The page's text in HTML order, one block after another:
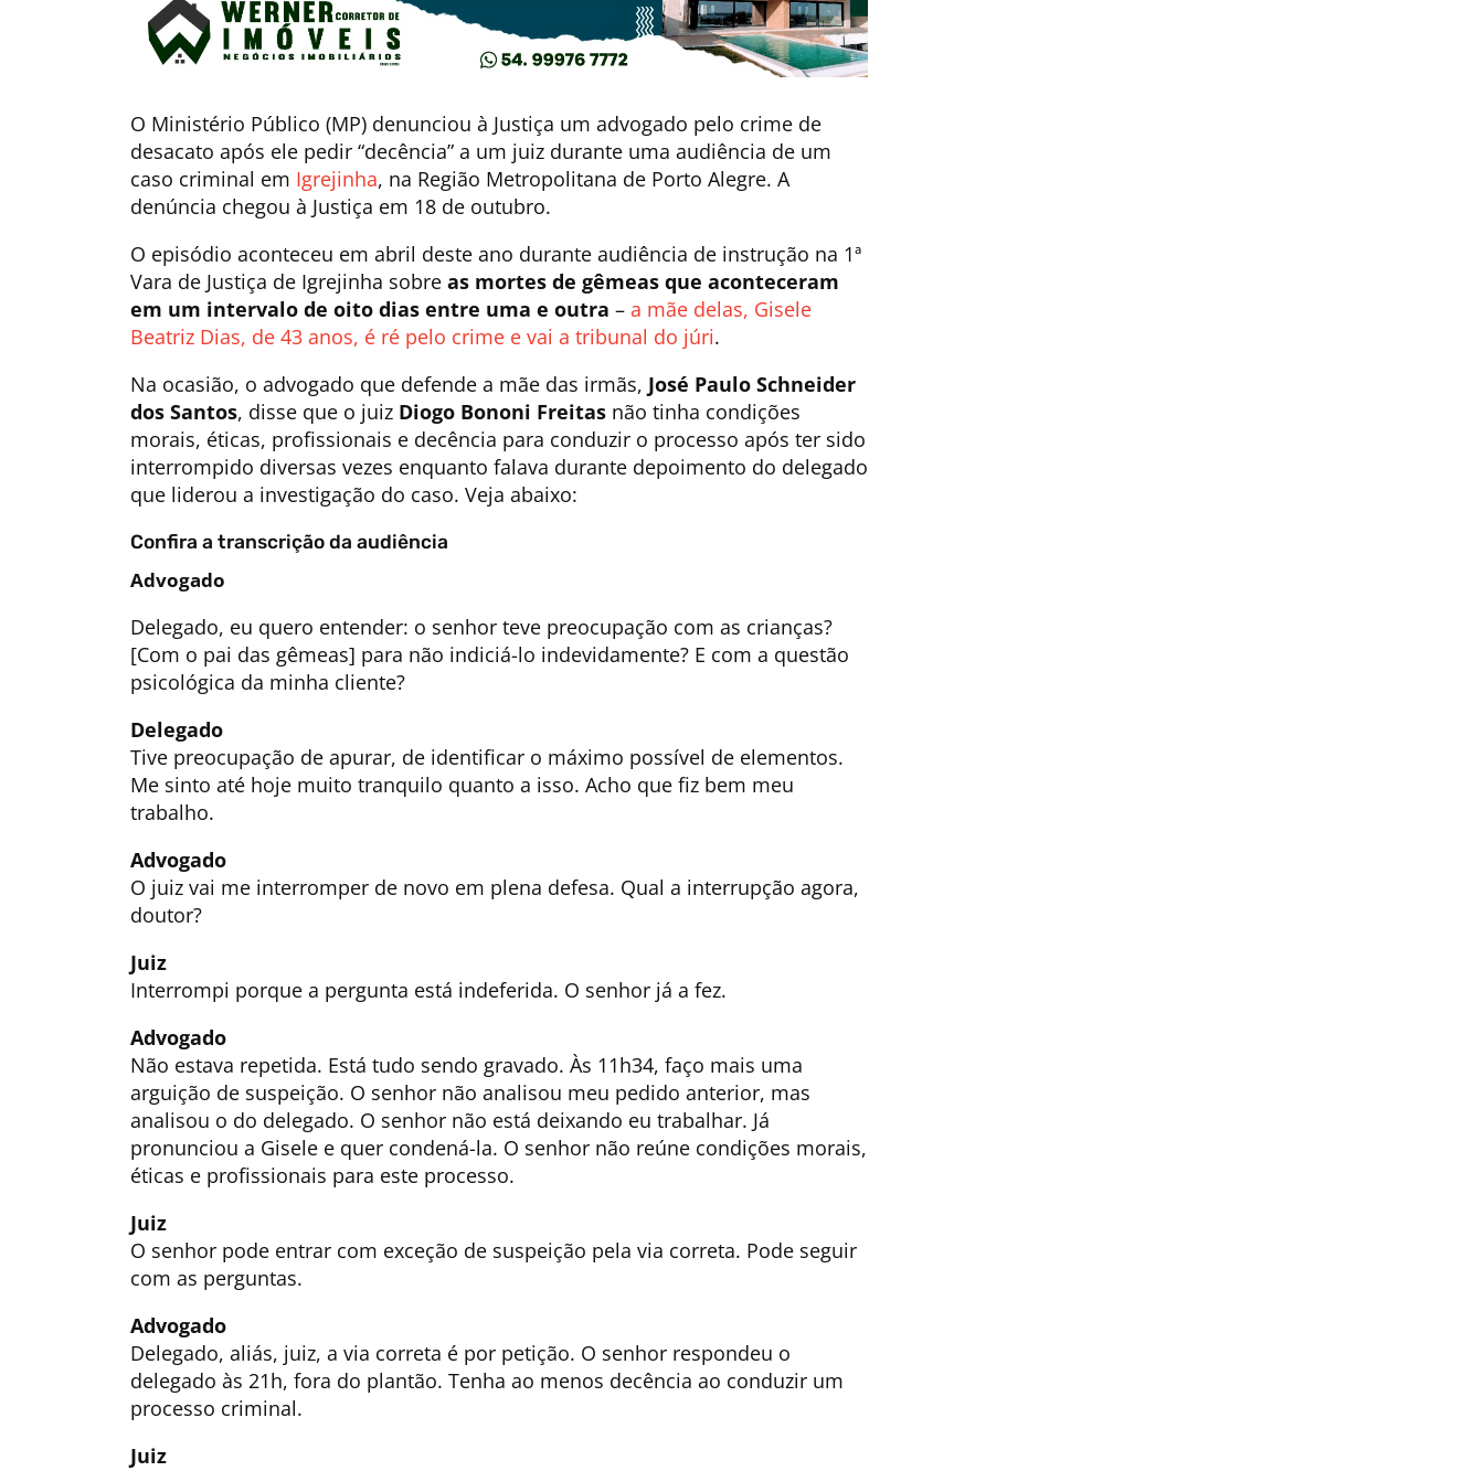
O Ministério Público (MP) denunciou à Justiça um advogado pelo crime de
desacato após ele pedir “decência” a um juiz durante uma audiência de um
caso criminal em Igrejinha, na Região Metropolitana de Porto Alegre. A
denúncia chegou à Justiça em 18 de outubro.
O episódio aconteceu em abril deste ano durante audiência de instrução na 1ª
Vara de Justiça de Igrejinha sobre as mortes de gêmeas que aconteceram
em um intervalo de oito dias entre uma e outra – a mãe delas, Gisele
Beatriz Dias, de 43 anos, é ré pelo crime e vai a tribunal do júri.
Na ocasião, o advogado que defende a mãe das irmãs, José Paulo Schneider
dos Santos, disse que o juiz Diogo Bononi Freitas não tinha condições
morais, éticas, profissionais e decência para conduzir o processo após ter sido
interrompido diversas vezes enquanto falava durante depoimento do delegado
que liderou a investigação do caso. Veja abaixo:
Confira a transcrição da audiência
Advogado
Delegado, eu quero entender: o senhor teve preocupação com as crianças?
[Com o pai das gêmeas] para não indiciá-lo indevidamente? E com a questão
psicológica da minha cliente?
Delegado
Tive preocupação de apurar, de identificar o máximo possível de elementos.
Me sinto até hoje muito tranquilo quanto a isso. Acho que fiz bem meu
trabalho.
Advogado
O juiz vai me interromper de novo em plena defesa. Qual a interrupção agora,
doutor?
Juiz
Interrompi porque a pergunta está indeferida. O senhor já a fez.
Advogado
Não estava repetida. Está tudo sendo gravado. Às 11h34, faço mais uma
arguição de suspeição. O senhor não analisou meu pedido anterior, mas
analisou o do delegado. O senhor não está deixando eu trabalhar. Já
pronunciou a Gisele e quer condená-la. O senhor não reúne condições morais,
éticas e profissionais para este processo.
Juiz
O senhor pode entrar com exceção de suspeição pela via correta. Pode seguir
com as perguntas.
Advogado
Delegado, aliás, juiz, a via correta é por petição. O senhor respondeu o
delegado às 21h, fora do plantão. Tenha ao menos decência ao conduzir um
processo criminal.
Juiz